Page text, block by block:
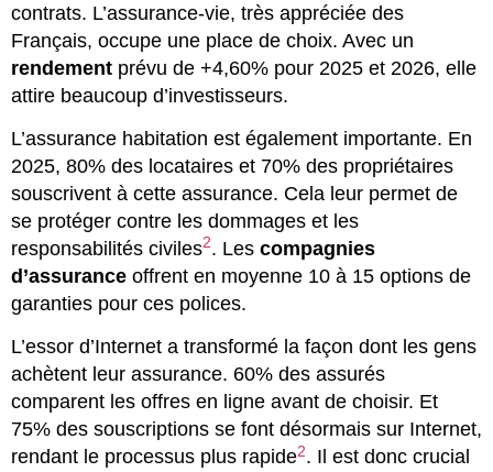
contrats. L’assurance-vie, très appréciée des
Français, occupe une place de choix. Avec un
rendement prévu de +4,60% pour 2025 et 2026, elle
attire beaucoup d’investisseurs.
L’assurance habitation est également importante. En
2025, 80% des locataires et 70% des propriétaires
souscrivent à cette assurance. Cela leur permet de
se protéger contre les dommages et les
responsabilités civiles2. Les compagnies
d’assurance offrent en moyenne 10 à 15 options de
garanties pour ces polices.
L’essor d’Internet a transformé la façon dont les gens
achètent leur assurance. 60% des assurés
comparent les offres en ligne avant de choisir. Et
75% des souscriptions se font désormais sur Internet,
rendant le processus plus rapide2. Il est donc crucial